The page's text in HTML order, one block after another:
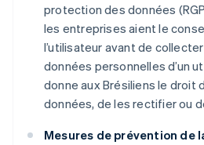
protection des données
les entreprises aient le
l’utilisateur avant de
données personnelles d’un
donne aux Brésiliens le droit
données, de les rectifier ou
Mesures de prévention de